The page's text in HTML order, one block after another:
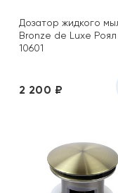
Дозатор жидкого
Bronze de Luxe
10601
2 200 ₽